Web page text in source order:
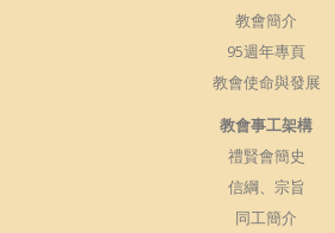
教會簡介
95週年專頁
教會使命與發展
教會事工架構
禮賢會簡史
信綱、宗旨
同工簡介